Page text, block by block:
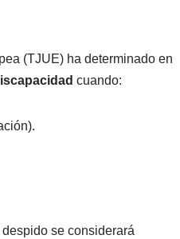
(TJUE) ha determinado en
cuando:
se considerará